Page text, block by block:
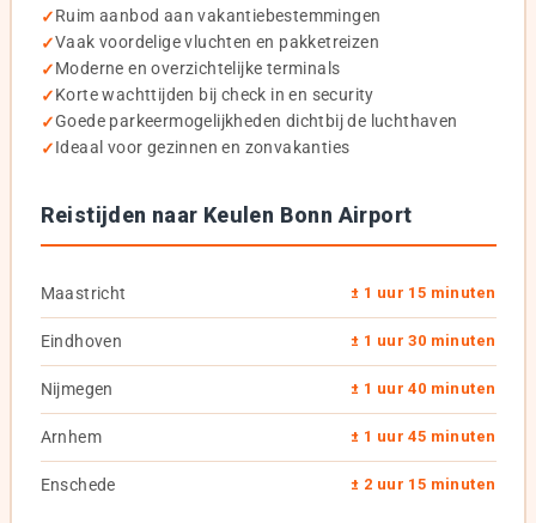
Ruim aanbod aan vakantiebestemmingen
Vaak voordelige vluchten en pakketreizen
Moderne en overzichtelijke terminals
Korte wachttijden bij check in en security
Goede parkeermogelijkheden dichtbij de luchthaven
Ideaal voor gezinnen en zonvakanties
Reistijden naar Keulen Bonn Airport
Maastricht ± 1 uur 15 minuten
Eindhoven ± 1 uur 30 minuten
Nijmegen ± 1 uur 40 minuten
Arnhem ± 1 uur 45 minuten
Enschede ± 2 uur 15 minuten